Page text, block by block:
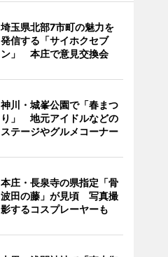
埼玉県北部7市町の魅力を
発信する「サイホクセブ
ン」 本庄で意見交換会
神川・城峯公園で「春まつ
り」 地元アイドルなどの
ステージやグルメコーナー
本庄・長泉寺の県指定「骨
波田の藤」が見頃 写真撮
影するコスプレーヤーも